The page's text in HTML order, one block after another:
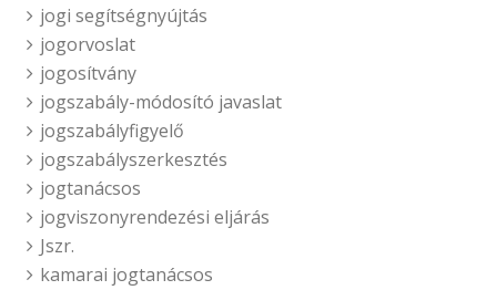
jogi segítségnyújtás
jogorvoslat
jogosítvány
jogszabály-módosító javaslat
jogszabályfigyelő
jogszabályszerkesztés
jogtanácsos
jogviszonyrendezési eljárás
Jszr.
kamarai jogtanácsos